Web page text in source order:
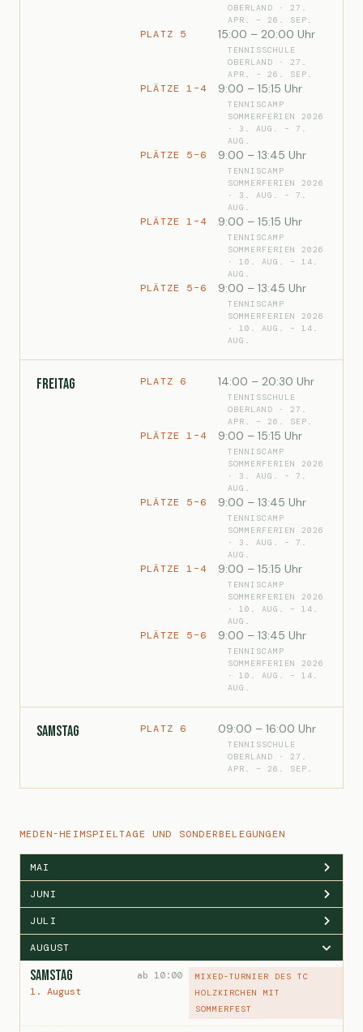
OBERLAND · 27.
APR. – 26. SEP.
PLATZ 5 15:00 – 20:00 Uhr
TENNISSCHULE
OBERLAND · 27.
APR. – 26. SEP.
PLÄTZE 1–4 9:00 – 15:15 Uhr
TENNISCAMP
SOMMERFERIEN 2026
· 3. AUG. – 7.
AUG.
PLÄTZE 5–6 9:00 – 13:45 Uhr
TENNISCAMP
SOMMERFERIEN 2026
· 3. AUG. – 7.
AUG.
PLÄTZE 1–4 9:00 – 15:15 Uhr
TENNISCAMP
SOMMERFERIEN 2026
· 10. AUG. – 14.
AUG.
PLÄTZE 5–6 9:00 – 13:45 Uhr
TENNISCAMP
SOMMERFERIEN 2026
· 10. AUG. – 14.
AUG.
Freitag PLATZ 6 14:00 – 20:30 Uhr
TENNISSCHULE
OBERLAND · 27.
APR. – 26. SEP.
PLÄTZE 1–4 9:00 – 15:15 Uhr
TENNISCAMP
SOMMERFERIEN 2026
· 3. AUG. – 7.
AUG.
PLÄTZE 5–6 9:00 – 13:45 Uhr
TENNISCAMP
SOMMERFERIEN 2026
· 3. AUG. – 7.
AUG.
PLÄTZE 1–4 9:00 – 15:15 Uhr
TENNISCAMP
SOMMERFERIEN 2026
· 10. AUG. – 14.
AUG.
PLÄTZE 5–6 9:00 – 13:45 Uhr
TENNISCAMP
SOMMERFERIEN 2026
· 10. AUG. – 14.
AUG.
Samstag PLATZ 6 09:00 – 16:00 Uhr
TENNISSCHULE
OBERLAND · 27.
APR. – 26. SEP.
MEDEN-HEIMSPIELTAGE UND SONDERBELEGUNGEN
MAI
JUNI
JULI
AUGUST
Samstag
1. August
ab 10:00
MIXED-TURNIER DES TC
HOLZKIRCHEN MIT
SOMMERFEST